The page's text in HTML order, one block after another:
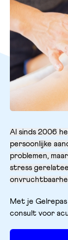
Al sinds 2006
persoonlijke
problemen,
stress
Met je
consult voor